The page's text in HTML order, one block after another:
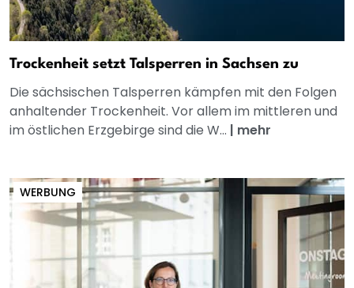
Trockenheit setzt Talsperren in Sachsen zu
Die sächsischen Talsperren kämpfen mit den Folgen
anhaltender Trockenheit. Vor allem im mittleren und
im östlichen Erzgebirge sind die W... | mehr
WERBUNG